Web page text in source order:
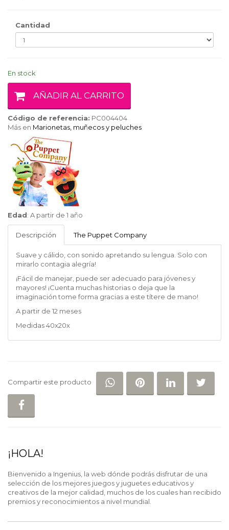
Cantidad
En stock
AÑADIR AL CARRITO
Código de referencia: PC004404
Más en Marionetas, muñecos y peluches
The
Puppet
Company
Edad: A partir de 1 año
Descripción The Puppet Company
Suave y cálido, con sonido apretando su lengua. Solo con
mirarlo contagia alegría!
¡Fácil de manejar, puede ser adecuado para jóvenes y
mayores! ¡Cuenta muchas historias o deja que la
imaginación tome forma gracias a este títere de mano!
A partir de 12 meses
Medidas 40x20x
Compartir este producto COMPARTIR EN
COMPARTIR EN
¡HOLA!
Bienvenido a Ingenius, la web dónde podrás disfrutar de una
selección de los mejores juegos y juguetes educativos y
creativos de la mejor calidad, muchos de los cuales han recibido
premios y reconocimientos a nivel mundial.